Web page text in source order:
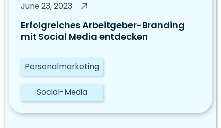
June 23, 2023
Erfolgreiches Arbeitgeber-Branding
mit Social Media entdecken
Personalmarketing
Social-Media